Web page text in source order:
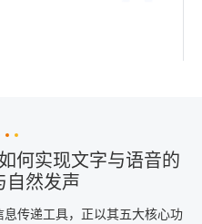
何实现文字与语音的
自然发声
传递工具，正以其五大核心功